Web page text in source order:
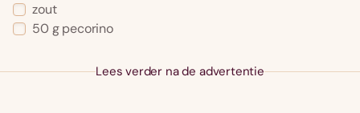
zout
50 g pecorino
Lees verder na de advertentie